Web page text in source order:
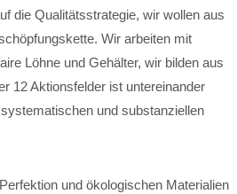
die Qualitätsstrategie, wir wollen aus
Wir arbeiten mit
Löhne und Gehälter, wir bilden aus
12 Aktionsfelder ist untereinander
und substanziellen
und ökologischen Materialien